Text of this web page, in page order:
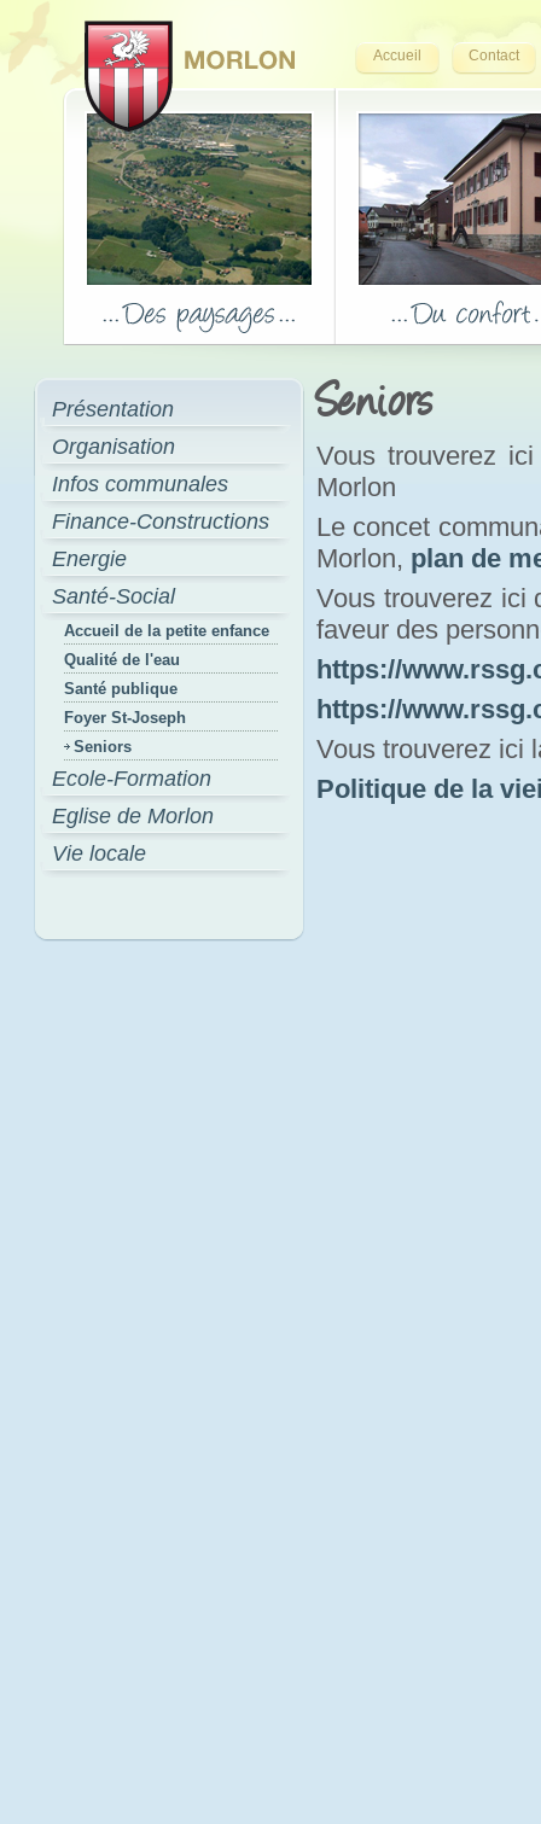
Accueil Contact
Présentation
Organisation
Infos communales
Finance-Constructions
Energie
Santé-Social
Accueil de la petite enfance
Qualité de l'eau
Santé publique
Foyer St-Joseph
Seniors
Ecole-Formation
Eglise de Morlon
Vie locale
Seniors
Vous trouverez
Morlon
Le concet
Morlon, plan de
Vous trouverez ici
faveur des
https://
https://
Vous trouverez ici
Politique de la